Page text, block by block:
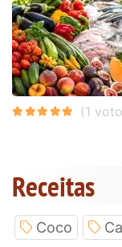
Receitas
Coco